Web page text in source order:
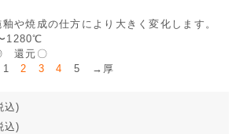
や焼成の仕方により大きく変化します。
1280℃
還元〇
12 3 4 5 →厚
込)
込)